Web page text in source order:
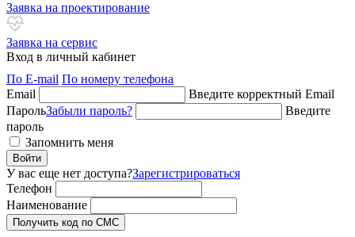
Заявка на проектирование
Заявка на сервис
Вход в личный кабинет
По E-mail По номеру телефона
Email
Введите корректный Email
ПарольЗабыли пароль?
Введите
пароль
Запомнить меня
Войти
У вас еще нет доступа?Зарегистрироваться
Телефон
Наименование
Получить код по СМС